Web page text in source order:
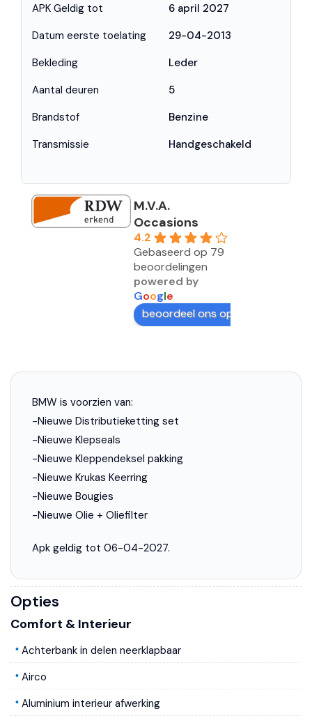
BMW is voorzien van:
-Nieuwe Distributieketting set
-Nieuwe Klepseals
-Nieuwe Kleppendeksel pakking
-Nieuwe Krukas Keerring
-Nieuwe Bougies
-Nieuwe Olie + Oliefilter
Apk geldig tot 06-04-2027.
Opties
Comfort & Interieur
Achterbank in delen neerklapbaar
Airco
Aluminium interieur afwerking
APK Geldig tot
6 april 2027
Datum eerste toelating
29-04-2013
Bekleding
Leder
Aantal deuren
5
Brandstof
Benzine
Transmissie
Handgeschakeld
M.V.A.
Occasions
4.2
Gebaseerd op 79
beoordelingen
powered by
Google
beoordeel ons op